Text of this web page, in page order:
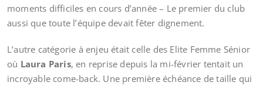
moments difficiles en cours d’année – Le premier du club
aussi que toute l’équipe devait fêter dignement.
L’autre catégorie à enjeu était celle des Elite Femme Sénior
où Laura Paris, en reprise depuis la mi-février tentait un
incroyable come-back. Une première échéance de taille qui